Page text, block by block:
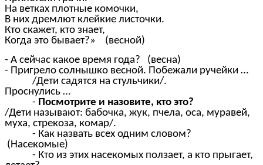
На ветках плотные комочки,
В них дремлют клейкие листочки.
Кто скажет, кто знает,
Когда это бывает?» (весной)
- А сейчас какое время года? (весна)
- Пригрело солнышко весной. Побежали ручейки …
/Дети садятся на стульчики/.
Проснулись …
- Посмотрите и назовите, кто это?
/Дети называют: бабочка, жук, пчела, оса, муравей,
муха, стрекоза, комар/.
- Как назвать всех одним словом?
(Насекомые)
- Кто из этих насекомых ползает, а кто прыгает,